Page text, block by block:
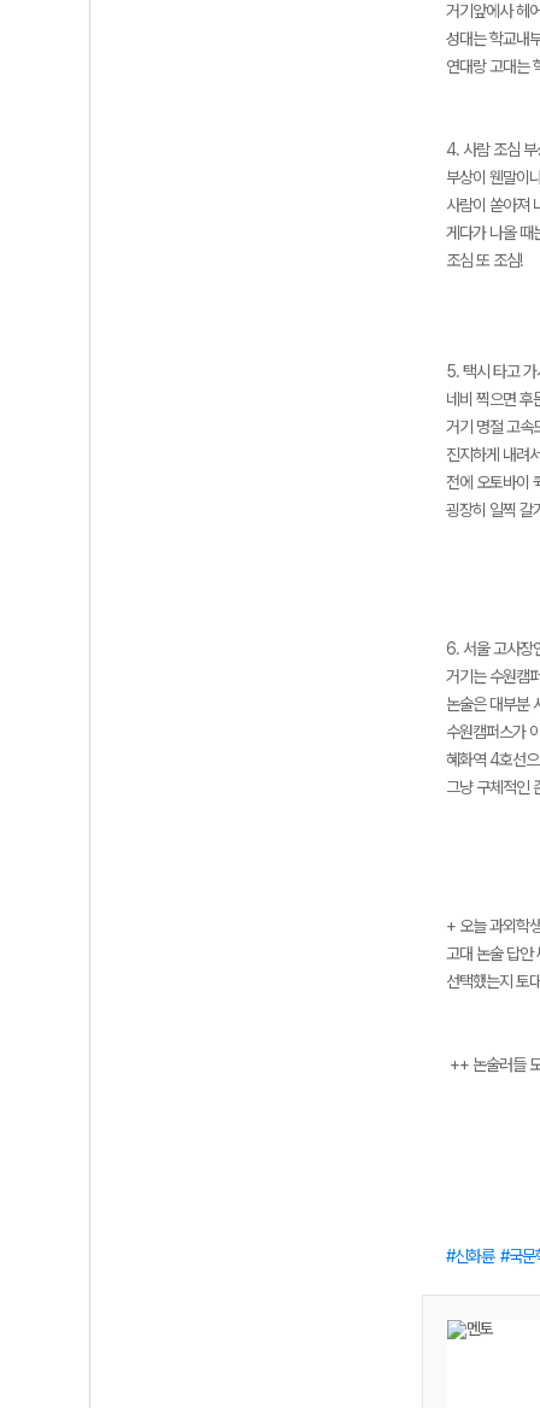
거기앞에사 헤
성대는 학교내
연대랑 고대는
4. 사람 조심 부
부상이 웬말이
사람이 쏟아져
게다가 나올 때
조심 또 조심!
5. 택시 타고
네비 찍으면 후
거기 명절 고속
진지하게 내려
전에 오토바이
굉장히 일찍 갈
6. 서울 고사장
거기는 수원캠
논술은 대부분
수원캠퍼스가
혜화역 4호선
그냥 구체적인
+ 오늘 과외학
고대 논술 답안
선택했는지 토
++ 논술러들
신화륜 국문